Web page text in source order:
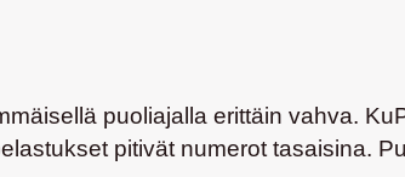
puoliajalla erittäin vahva.
pitivät numerot tasaisina.